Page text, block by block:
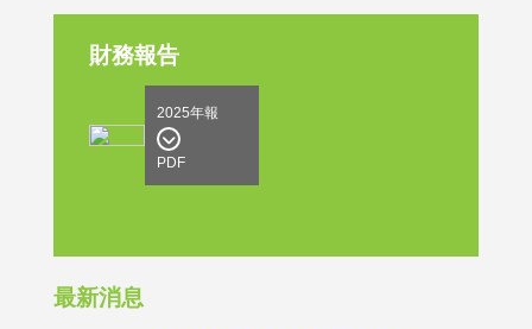
財務報告
2025年報
PDF
最新消息